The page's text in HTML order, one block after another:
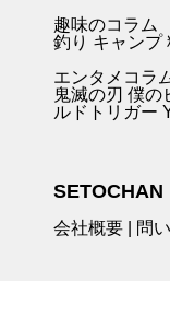
趣味のコラム
釣り キャンプ
エンタメコラ
鬼滅の刃 僕の
ルドトリガー
SETOCHAN
会社概要 問